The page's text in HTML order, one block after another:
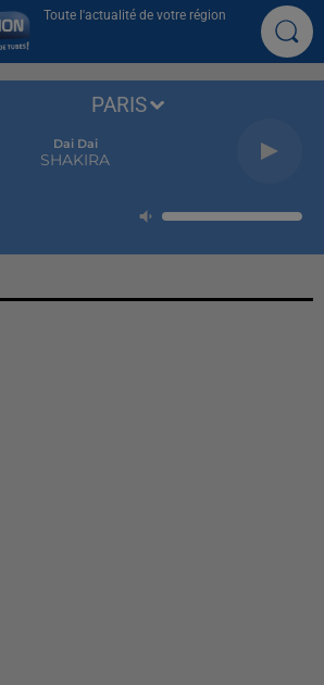
Toute l'actualité de votre région
Dai Dai
SHAKIRA
PARIS